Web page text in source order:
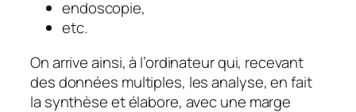
endoscopie,
etc.
On arrive ainsi, à l’ordinateur qui, recevant
des données multiples, les analyse, en fait
la synthèse et élabore, avec une marge